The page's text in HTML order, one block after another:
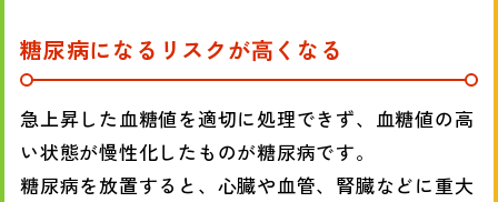
糖尿病になるリスクが高くなる
急上昇した血糖値を適切に処理できず、血糖値の高
い状態が慢性化したものが糖尿病です。
糖尿病を放置すると、心臓や血管、腎臓などに重大